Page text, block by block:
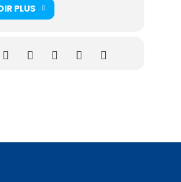
PLUS